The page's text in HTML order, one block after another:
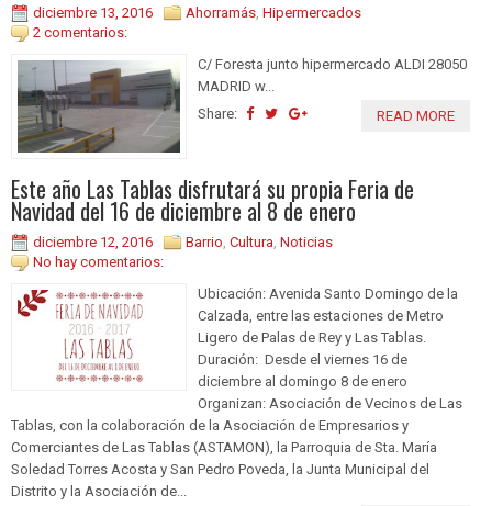
diciembre 13, 2016 Ahorramás, Hipermercados
2 comentarios:
C/ Foresta junto hipermercado ALDI 28050
MADRID w...
Share:
READ MORE
Este año Las Tablas disfrutará su propia Feria de
Navidad del 16 de diciembre al 8 de enero
diciembre 12, 2016 Barrio Cultura Noticias
No hay comentarios:
Ubicación: Avenida Santo Domingo de la
Calzada, entre las estaciones de Metro
Ligero de Palas de Rey y Las Tablas.
Duración: Desde el viernes 16 de
diciembre al domingo 8 de enero
Organizan: Asociación de Vecinos de Las
Tablas, con la colaboración de la Asociación de Empresarios y
Comerciantes de Las Tablas (ASTAMON), la Parroquia de Sta. María
Soledad Torres Acosta y San Pedro Poveda, la Junta Municipal del
Distrito y la Asociación de...